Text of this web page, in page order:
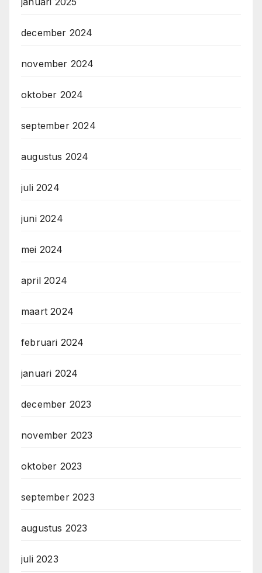
december 2024
november 2024
oktober 2024
september 2024
augustus 2024
juli 2024
juni 2024
mei 2024
april 2024
maart 2024
februari 2024
januari 2024
december 2023
november 2023
oktober 2023
september 2023
augustus 2023
juli 2023